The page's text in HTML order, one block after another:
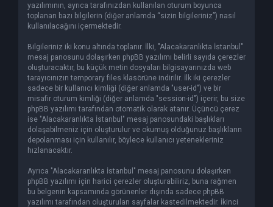
yazılımının, ayrıca tarafınızdan kullanılan oturum boyunca
toplanan bazı bilgilerin (diğer anlamda “sizin bilgileriniz”) nasıl
kullanılacağını içermektedir.
Bilgileriniz iki konu altında toplanır. İlki, "Alacakaranlıkta İstanbul"
mesaj panosunu dolaşırken phpBB yazılımı belirli sayıda çerezler
oluşturacaktır, bu küçük metin dosyaları bilgisayarınızda web
tarayıcınızın temporary files klasörüne indirilir. İlk iki çerezler
sadece bir kullanıcı kimliği (diğer anlamda "user-id") ve bir
misafir oturum kimliği (diğer anlamda "session-id") içerir, bu size
phpBB yazılımı tarafından otomatik olarak atanır. Üçüncü çerez
ise "Alacakaranlıkta İstanbul" mesaj panosundaki başlıkları
dolaşabilmeniz için oluşturulur ve okumuş olduğunuz başlıkların
depolanması için kullanılır, böylece kullanıcı yetenekleriniz
hızlanacaktır.
Ayrıca "Alacakaranlıkta İstanbul" mesaj panosunu dolaşırken
phpBB yazılımı için harici çerezler oluşturabiliriz, buna rağmen
bu belgenin kapsamında görünenler dışında sadece phpBB
yazılımı tarafından oluşturulan sayfalar kastedilmektedir. İkinci